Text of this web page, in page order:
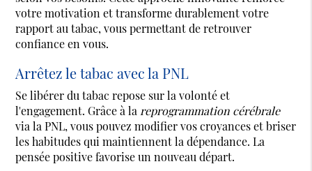
votre motivation et transforme durablement votre
rapport au tabac, vous permettant de retrouver
confiance en vous.
Arrêtez le tabac avec la PNL
Se libérer du tabac repose sur la volonté et
l'engagement. Grâce à la reprogrammation cérébrale
via la PNL, vous pouvez modifier vos croyances et briser
les habitudes qui maintiennent la dépendance. La
pensée positive favorise un nouveau départ.